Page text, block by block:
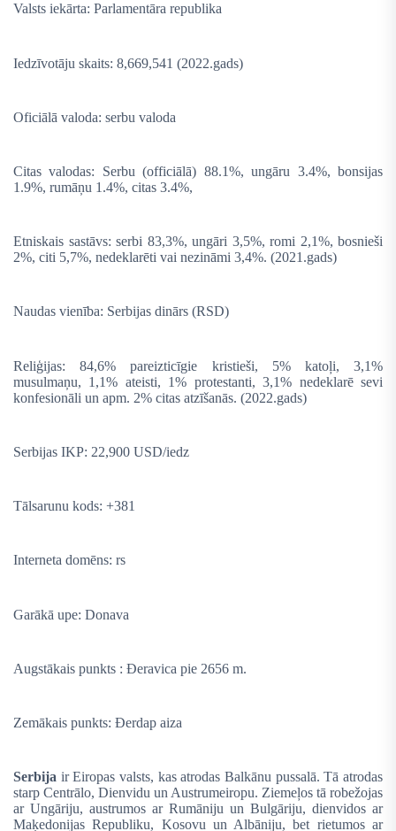
Valsts iekārta: Parlamentāra republika
Iedzīvotāju skaits: 8,669,541 (2022.gads)
Oficiālā valoda: serbu valoda
Citas valodas: Serbu (officiālā) 88.1%, ungāru 3.4%, bonsijas
1.9%, rumāņu 1.4%, citas 3.4%,
Etniskais sastāvs: serbi 83,3%, ungāri 3,5%, romi 2,1%, bosnieši
2%, citi 5,7%, nedeklarēti vai nezināmi 3,4%. (2021.gads)
Naudas vienība: Serbijas dinārs (RSD)
Reliģijas: 84,6% pareizticīgie kristieši, 5% katoļi, 3,1%
musulmaņu, 1,1% ateisti, 1% protestanti, 3,1% nedeklarē sevi
konfesionāli un apm. 2% citas atzīšanās. (2022.gads)
Serbijas IKP: 22,900 USD/iedz
Tālsarunu kods: +381
Interneta domēns: rs
Garākā upe: Donava
Augstākais punkts : Đeravica pie 2656 m.
Zemākais punkts: Đerdap aiza
Serbija ir Eiropas valsts, kas atrodas Balkānu pussalā. Tā atrodas
starp Centrālo, Dienvidu un Austrumeiropu. Ziemeļos tā robežojas
ar Ungāriju, austrumos ar Rumāniju un Bulgāriju, dienvidos ar
Maķedonijas Republiku, Kosovu un Albāniju, bet rietumos ar